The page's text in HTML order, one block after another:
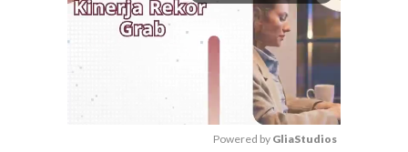
Powered by GliaStudios